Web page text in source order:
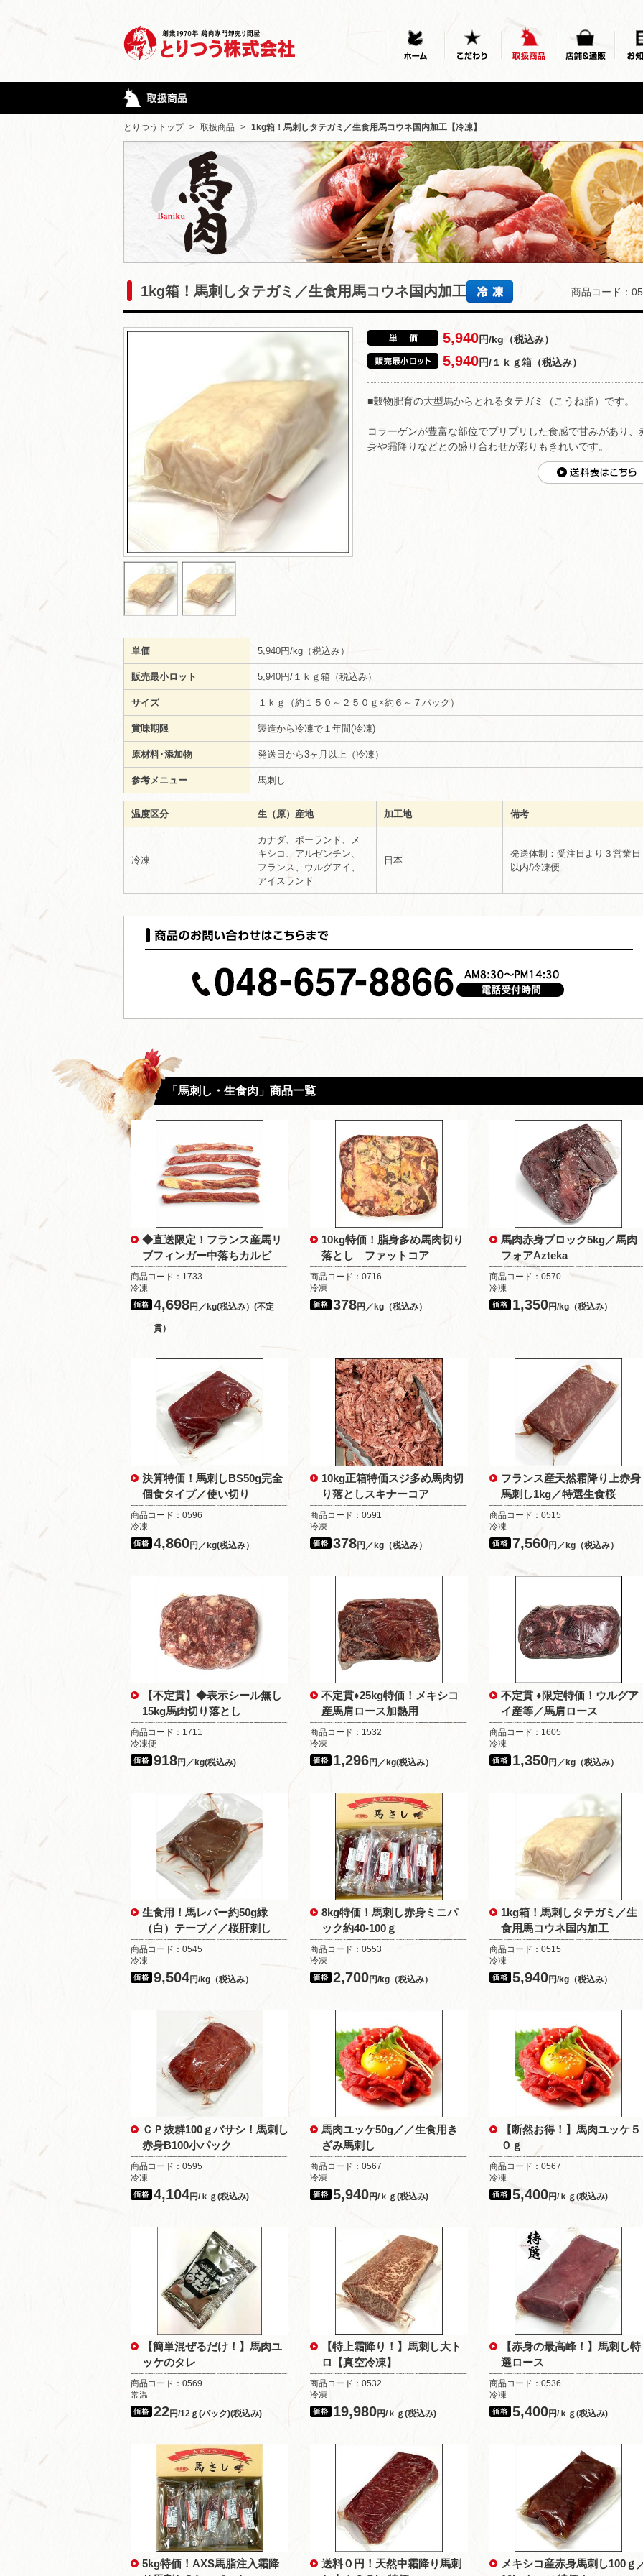
とりつうトップ > 取扱商品 > 1kg箱！馬刺しタテガミ／生食用馬コウネ国内加工【冷凍】
1kg箱！馬刺しタテガミ／生食用馬コウネ国内加工 商品コード：
5,940円/kg（税込み）
5,940円/１ｋｇ箱（税込み）
■穀物肥育の大型馬からとれるタテガミ（こうね脂）です。
コラーゲンが豊富な部位でプリプリした食感で甘みがあり、
身や霜降りなどとの盛り合わせが彩りもきれいです。
単価 5,940円/kg（税込み）
販売最小ロット 5,940円/１ｋｇ箱（税込み）
サイズ １ｋｇ（約１５０～２５０ｇ×約６～７パック）
賞味期限 製造から冷凍で１年間(冷凍)
原材料･添加物 発送日から3ヶ月以上（冷凍）
参考メニュー 馬刺し
温度区分 生（原）産地 加工地 備考
冷凍
カナダ、ポーランド、メ
キシコ、アルゼンチン、
フランス、ウルグアイ、
アイスランド
日本
発送体制：受注日より３営業日
以内/冷凍便
「馬刺し・生食肉」商品一覧
◆直送限定！フランス産馬リ
ブフィンガー中落ちカルビ
商品コード：1733
冷凍
4,698円／kg(税込み）(不定
貫）
10kg特価！脂身多め馬肉切り
落とし ファットコア
商品コード：0716
冷凍
378円／kg（税込み）
馬肉赤身ブロック5kg／馬肉
フォアAzteka
商品コード：0570
冷凍
1,350円/kg（税込み）
決算特価！馬刺しBS50g完全
個食タイプ／使い切り
商品コード：0596
冷凍
4,860円／kg(税込み）
10kg正箱特価スジ多め馬肉切
り落としスキナーコア
商品コード：0591
冷凍
378円／kg（税込み）
フランス産天然霜降り上赤身
馬刺し1kg／特選生食桜
商品コード：0515
冷凍
7,560円／kg（税込み）
【不定貫】◆表示シール無し
15kg馬肉切り落とし
商品コード：1711
冷凍便
918円／kg(税込み)
不定貫♦25kg特価！メキシコ
産馬肩ロース加熱用
商品コード：1532
冷凍
1,296円／kg(税込み）
不定貫 ♦限定特価！ウルグア
イ産等／馬肩ロース
商品コード：1605
冷凍
1,350円／kg（税込み）
生食用！馬レバー約50g緑
（白）テープ／／桜肝刺し
商品コード：0545
冷凍
9,504円/kg（税込み）
8kg特価！馬刺し赤身ミニパ
ック約40-100ｇ
商品コード：0553
冷凍
2,700円/kg（税込み）
1kg箱！馬刺しタテガミ／生
食用馬コウネ国内加工
商品コード：0515
冷凍
5,940円/kg（税込み）
ＣＰ抜群100ｇバサシ！馬刺し
赤身B100小パック
商品コード：0595
冷凍
4,104円/ｋｇ(税込み)
馬肉ユッケ50g／／生食用き
ざみ馬刺し
商品コード：0567
冷凍
5,940円/ｋｇ(税込み)
【断然お得！】馬肉ユッケ５
０ｇ
商品コード：0567
冷凍
5,400円/ｋｇ(税込み)
【簡単混ぜるだけ！】馬肉ユ
ッケのタレ
商品コード：0569
常温
22円/12ｇ(パック)(税込み)
【特上霜降り！】馬刺し大ト
ロ【真空冷凍】
商品コード：0532
冷凍
19,980円/ｋｇ(税込み)
【赤身の最高峰！】馬刺し特
選ロース
商品コード：0536
冷凍
5,400円/ｋｇ(税込み)
5kg特価！AXS馬脂注入霜降
送料０円！天然中霜降り馬刺
メキシコ産赤身馬刺し100ｇ